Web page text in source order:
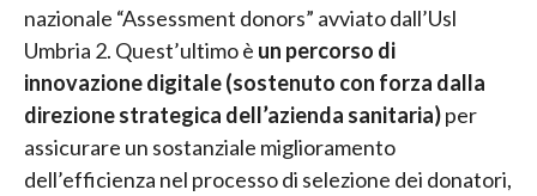
nazionale “Assessment donors” avviato dall’Usl
Umbria 2. Quest’ultimo è un percorso di
innovazione digitale (sostenuto con forza dalla
direzione strategica dell’azienda sanitaria)per
assicurare un sostanziale miglioramento
dell’efficienza nel processo di selezione dei donatori,